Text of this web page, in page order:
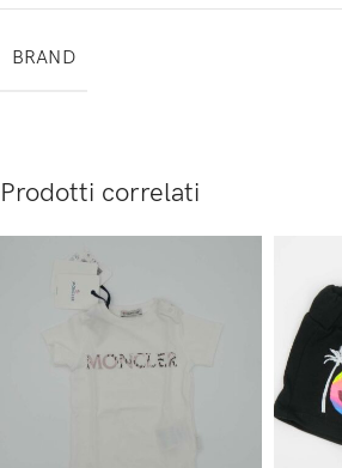
BRAND
Prodotti correlati